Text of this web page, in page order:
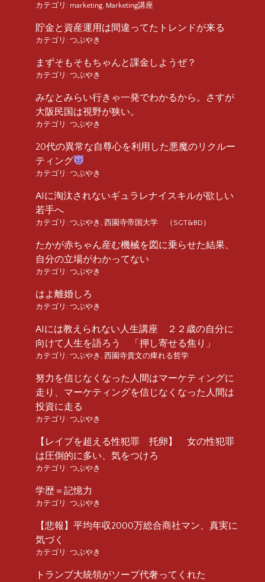
カテゴリ: marketing Marketing講座
貯金と資産運用は間違ってたトレンドが来る
カテゴリ: つぶやき
まずそもそもちゃんと課金しようぜ？
カテゴリ: つぶやき
みなとみらい行きゃ一発でわかるから。さすが
大阪民国は視野が狭い。
カテゴリ: つぶやき
20代の異常な自尊心を利用した悪魔のリクルー
ティング
カテゴリ: つぶやき
AIに淘汰されないギュラレナイスキルが欲しい
若手へ
カテゴリ: つぶやき 西園寺帝国大学 （SGT&BD）
たかが赤ちゃん産む機械を図に乗らせた結果、
自分の立場がわかってない
カテゴリ: つぶやき
はよ離婚しろ
カテゴリ: つぶやき
AIには教えられない人生講座 ２２歳の自分に
向けて人生を語ろう 「押し寄せる焦り」
カテゴリ: つぶやき 西園寺貴文の痺れる哲学
努力を信じなくなった人間はマーケティングに
走り、マーケティングを信じなくなった人間は
投資に走る
カテゴリ: つぶやき
【レイプを超える性犯罪 托卵】 女の性犯罪
は圧倒的に多い、気をつけろ
カテゴリ: つぶやき
学歴＝記憶力
カテゴリ: つぶやき
【悲報】平均年収2000万総合商社マン、真実に
気づく
カテゴリ: つぶやき
トランプ大統領がソープ代奢ってくれた